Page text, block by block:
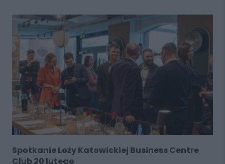
Spotkanie Loży Katowickiej Business Centre
Club 20 lutego